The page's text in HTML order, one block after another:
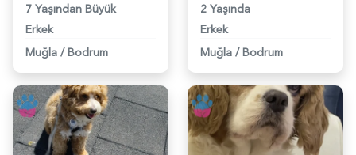
7 Yaşından Büyük
Erkek
Muğla / Bodrum
2 Yaşında
Erkek
Muğla / Bodrum